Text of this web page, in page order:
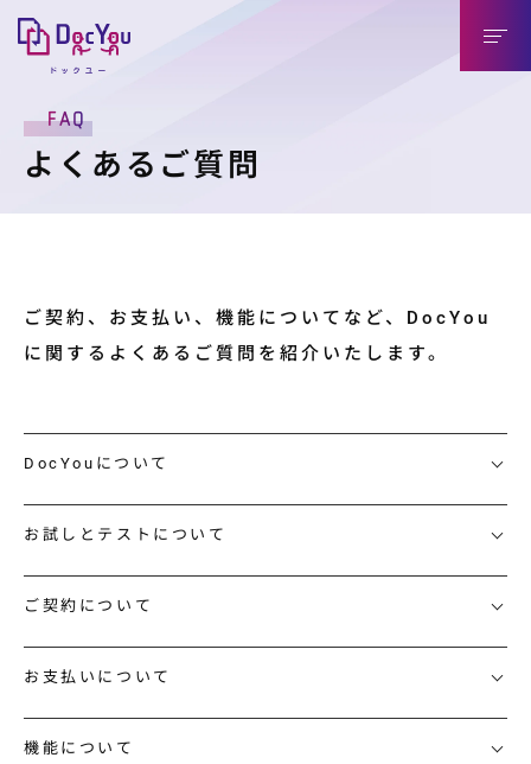
DocYouの特長
連携製品
料金プラン
FAQ
よくあるご質問
ご契約、お支払い、機能についてなど、DocYou
に関するよくあるご質問を紹介いたします。
DocYouについて
お試しとテストについて
ご契約について
お支払いについて
機能について